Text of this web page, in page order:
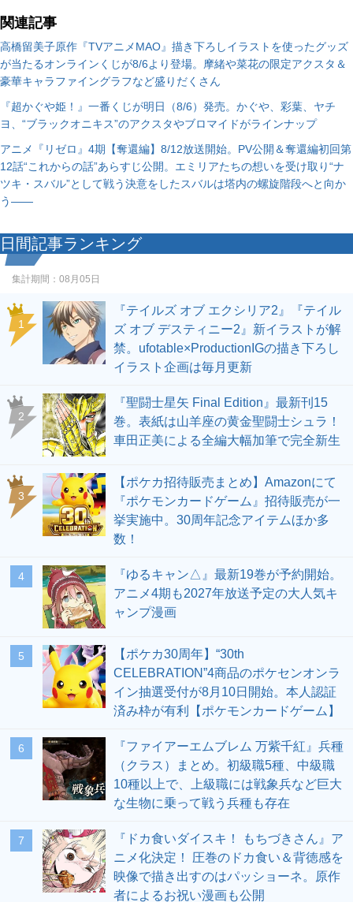
関連記事
高橋留美子原作『TVアニメMAO』描き下ろしイラストを使ったグッズ
が当たるオンラインくじが8/6より登場。摩緒や菜花の限定アクスタ＆
豪華キャラファイングラフなど盛りだくさん
『超かぐや姫！』一番くじが明日（8/6）発売。かぐや、彩葉、ヤチ
ヨ、“ブラックオニキス”のアクスタやブロマイドがラインナップ
アニメ『リゼロ』4期【奪還編】8/12放送開始。PV公開＆奪還編初回第
12話“これからの話”あらすじ公開。エミリアたちの想いを受け取り“ナ
ツキ・スバル”として戦う決意をしたスバルは塔内の螺旋階段へと向か
う――
日間記事ランキング
集計期間： 08月05日
1
『テイルズ オブ エクシリア2』『テイル
ズ オブ デスティニー2』新イラストが解
禁。ufotable×ProductionIGの描き下ろし
イラスト企画は毎月更新
2
『聖闘士星矢 Final Edition』最新刊15
巻。表紙は山羊座の黄金聖闘士シュラ！
車田正美による全編大幅加筆で完全新生
3
【ポケカ招待販売まとめ】Amazonにて
『ポケモンカードゲーム』招待販売が一
挙実施中。30周年記念アイテムほか多
数！
4
『ゆるキャン△』最新19巻が予約開始。
アニメ4期も2027年放送予定の大人気キ
ャンプ漫画
5
【ポケカ30周年】“30th
CELEBRATION”4商品のポケセンオンラ
イン抽選受付が8月10日開始。本人認証
済み枠が有利【ポケモンカードゲーム】
6
『ファイアーエムブレム 万紫千紅』兵種
（クラス）まとめ。初級職5種、中級職
10種以上で、上級職には戦象兵など巨大
な生物に乗って戦う兵種も存在
7
『ドカ食いダイスキ！ もちづきさん』ア
ニメ化決定！ 圧巻のドカ食い＆背徳感を
映像で描き出すのはパッショーネ。原作
者によるお祝い漫画も公開